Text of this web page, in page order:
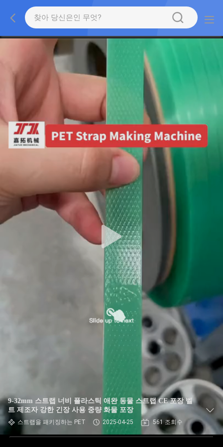
9-32mm 스트랩 너비 플라스틱 애완 동물 스트랩 CE 포장 벨
트 제조자 강한 긴장 사용 중량 화물 포장
스트랩을 패키징하는 PET 2025-04-25 561 조회수